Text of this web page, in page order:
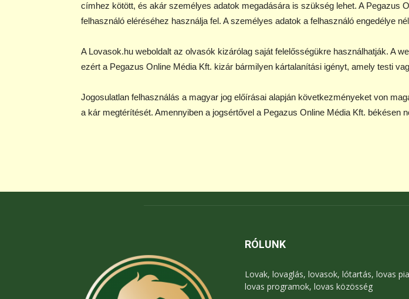
címhez kötött, és akár személyes adatok megadására is szükség lehet. A Pegazus
felhasználó eléréséhez használja fel. A személyes adatok a felhasználó engedélye
A Lovasok.hu weboldalt az olvasók kizárólag saját felelősségükre használhatják. A
ezért a Pegazus Online Média Kft. kizár bármilyen kártalanítási igényt, amely testi
Jogosulatlan felhasználás a magyar jog előírásai alapján következményeket von
a kár megtérítését. Amennyiben a jogsértővel a Pegazus Online Média Kft. békésen
RÓLUNK
Lovak, lovaglás, lovasok, lótartás, lovas
lovas programok, lovas közösség